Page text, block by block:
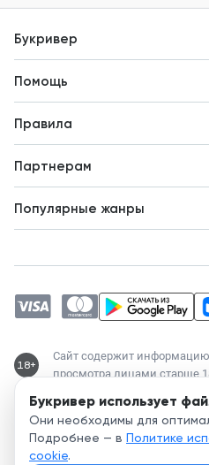
Букривер использует
Они необходимы для
Подробнее — в Политике
cookie.
Букривер
Новости
Помощь
Правила
Партнерам
Популярные жанры
Магические академии
Современный любовный роман
Любовное фэнтези
18+
Сайт содержит
просмотра лицами старше
Служба поддержки:
support@bookriver.ru